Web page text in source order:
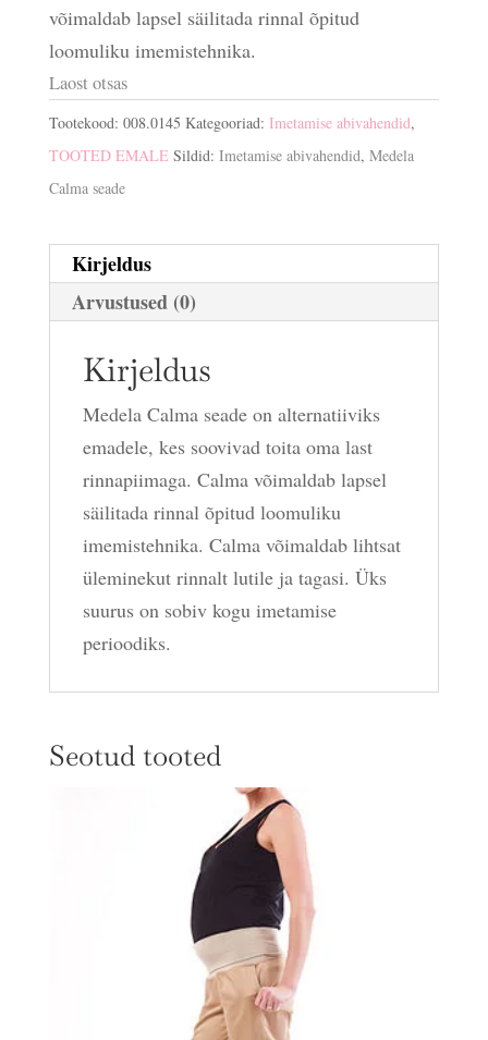
võimaldab lapsel säilitada rinnal õpitud
loomuliku imemistehnika.
Laost otsas
Tootekood: 008.0145 Kategooriad: Imetamise abivahendid,
TOOTED EMALE Sildid: Imetamise abivahendid, Medela
Calma seade
Kirjeldus
Arvustused (0)
Kirjeldus
Medela Calma seade on alternatiiviks
emadele, kes soovivad toita oma last
rinnapiimaga. Calma võimaldab lapsel
säilitada rinnal õpitud loomuliku
imemistehnika. Calma võimaldab lihtsat
üleminekut rinnalt lutile ja tagasi. Üks
suurus on sobiv kogu imetamise
perioodiks.
Seotud tooted